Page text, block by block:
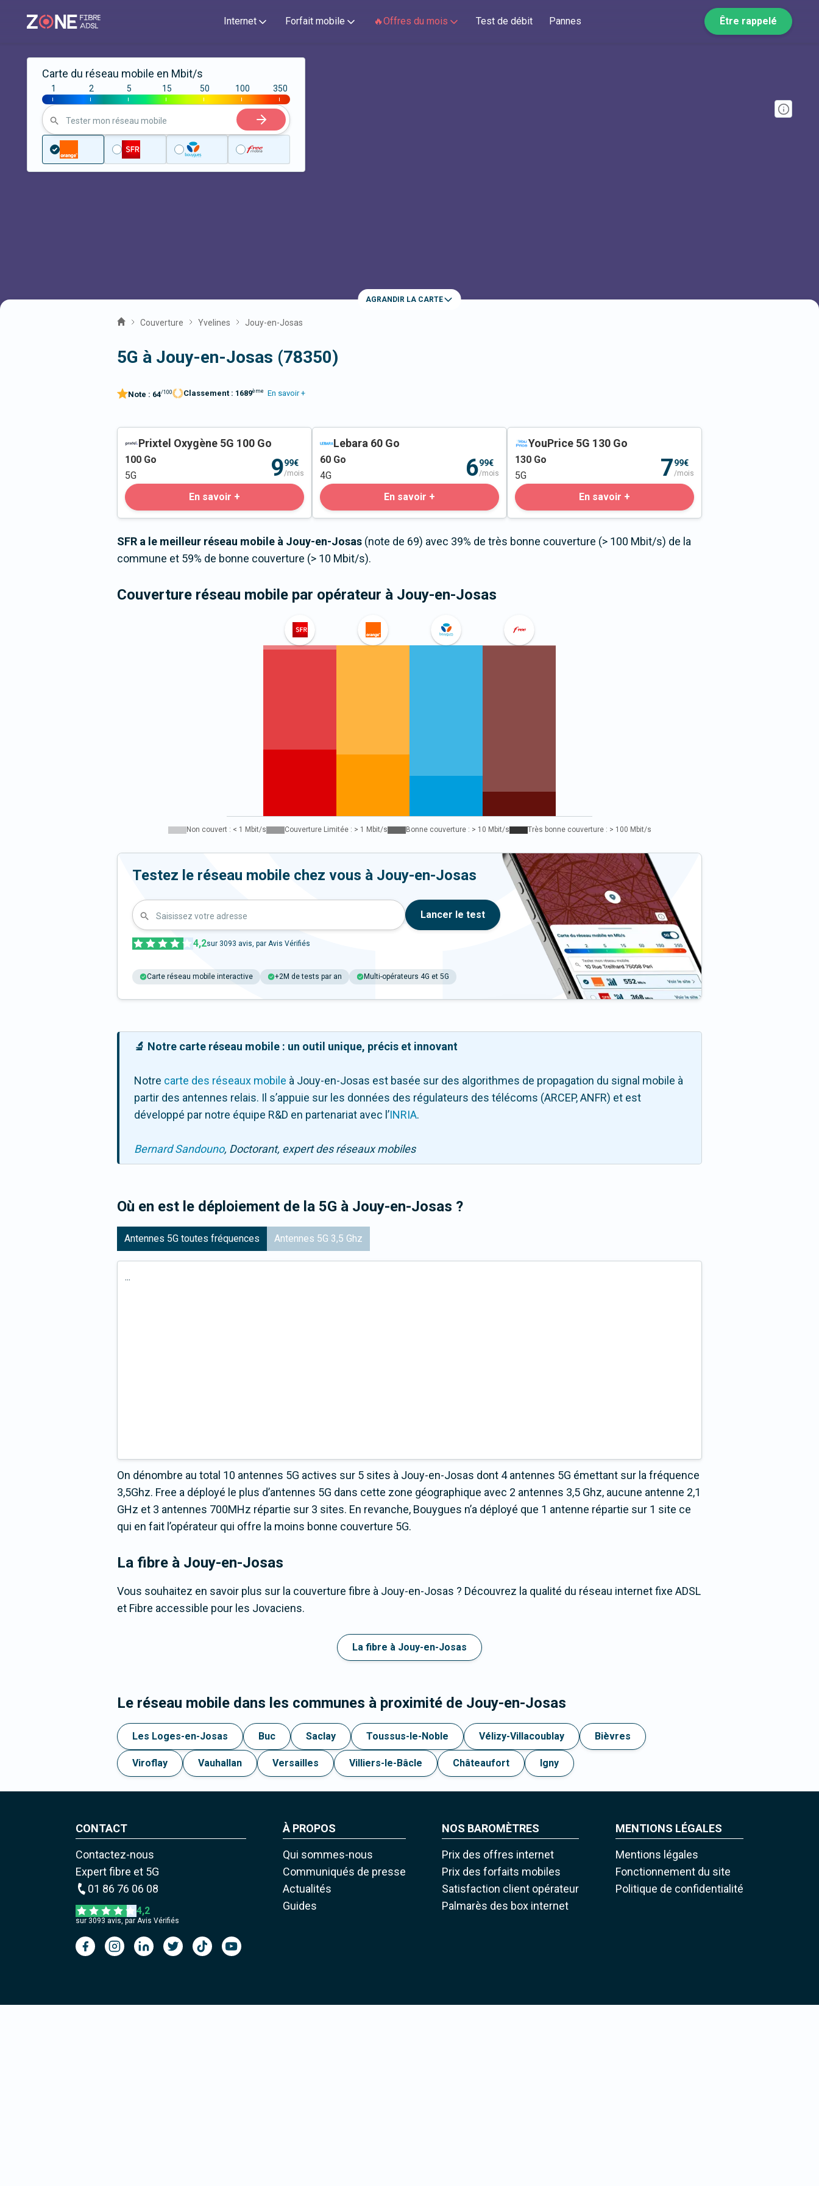
Internet Forfait mobile 🔥Offres du mois Test de débit Pannes Être rappelé
Carte du réseau mobile en Mbit/s
|
1
|
2
|
5
|
15
|
50
|
100
|
350
Tester mon réseau mobile
AGRANDIR LA CARTE
Couverture Yvelines Jouy-en-Josas
5G à Jouy-en-Josas (78350)
Note : 64/100 Classement : 1689ème En savoir +
Prixtel Oxygène 5G 100 Go
100 Go
5G
999€
/mois
En savoir +
Lebara 60 Go
60 Go
4G
699€
/mois
En savoir +
YouPrice 5G 130 Go
130 Go
5G
799€
/mois
En savoir +
SFR a le meilleur réseau mobile à Jouy-en-Josas (note de 69) avec 39% de très bonne couverture (> 100 Mbit/s) de la
commune et 59% de bonne couverture (> 10 Mbit/s).
Couverture réseau mobile par opérateur à Jouy-en-Josas
Non couvert : < 1 Mbit/s Couverture Limitée : > 1 Mbit/s Bonne couverture : > 10 Mbit/s Très bonne couverture : > 100 Mbit/s
Testez le réseau mobile chez vous à Jouy-en-Josas
Saisissez votre adresse Lancer le test
4,2sur 3093 avis, par Avis Vérifiés
Carte réseau mobile interactive +2M de tests par an Multi-opérateurs 4G et 5G
🔬 Notre carte réseau mobile : un outil unique, précis et innovant
Notre carte des réseaux mobile à Jouy-en-Josas est basée sur des algorithmes de propagation du signal mobile à
partir des antennes relais. Il s’appuie sur les données des régulateurs des télécoms (ARCEP, ANFR) et est
développé par notre équipe R&D en partenariat avec l ’INRIA.
Bernard Sandouno, Doctorant, expert des réseaux mobiles
Où en est le déploiement de la 5G à Jouy-en-Josas ?
Antennes 5G toutes fréquences Antennes 5G 3,5 Ghz
...
On dénombre au total 10 antennes 5G actives sur 5 sites à Jouy-en-Josas dont 4 antennes 5G émettant sur la fréquence
3,5Ghz. Free a déployé le plus d’antennes 5G dans cette zone géographique avec 2 antennes 3,5 Ghz, aucune antenne 2,1
GHz et 3 antennes 700MHz répartie sur 3 sites. En revanche, Bouygues n’a déployé que 1 antenne répartie sur 1 site ce
qui en fait l’opérateur qui offre la moins bonne couverture 5G.
La fibre à Jouy-en-Josas
Vous souhaitez en savoir plus sur la couverture fibre à Jouy-en-Josas ? Découvrez la qualité du réseau internet fixe ADSL
et Fibre accessible pour les Jovaciens.
La fibre à Jouy-en-Josas
Le réseau mobile dans les communes à proximité de Jouy-en-Josas
Les Loges-en-Josas Buc Saclay Toussus-le-Noble Vélizy-Villacoublay Bièvres
Viroflay Vauhallan Versailles Villiers-le-Bâcle Châteaufort Igny
CONTACT
Contactez-nous
Expert fibre et 5G
01 86 76 06 08
4,2
sur 3093 avis, par Avis Vérifiés
À PROPOS
Qui sommes-nous
Communiqués de presse
Actualités
Guides
NOS BAROMÈTRES
Prix des offres internet
Prix des forfaits mobiles
Satisfaction client opérateur
Palmarès des box internet
MENTIONS LÉGALES
Mentions légales
Fonctionnement du site
Politique de confidentialité